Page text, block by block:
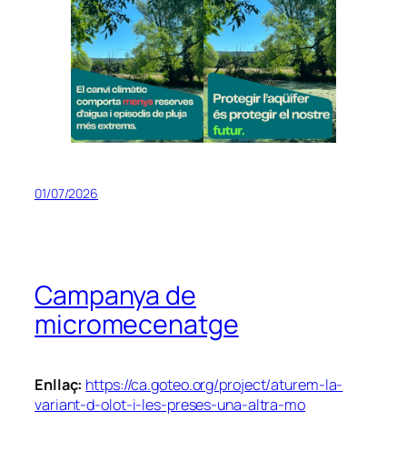
01/07/2026
Campanya de
micromecenatge
Enllaç: https://ca.goteo.org/project/aturem-la-
variant-d-olot-i-les-preses-una-altra-mo